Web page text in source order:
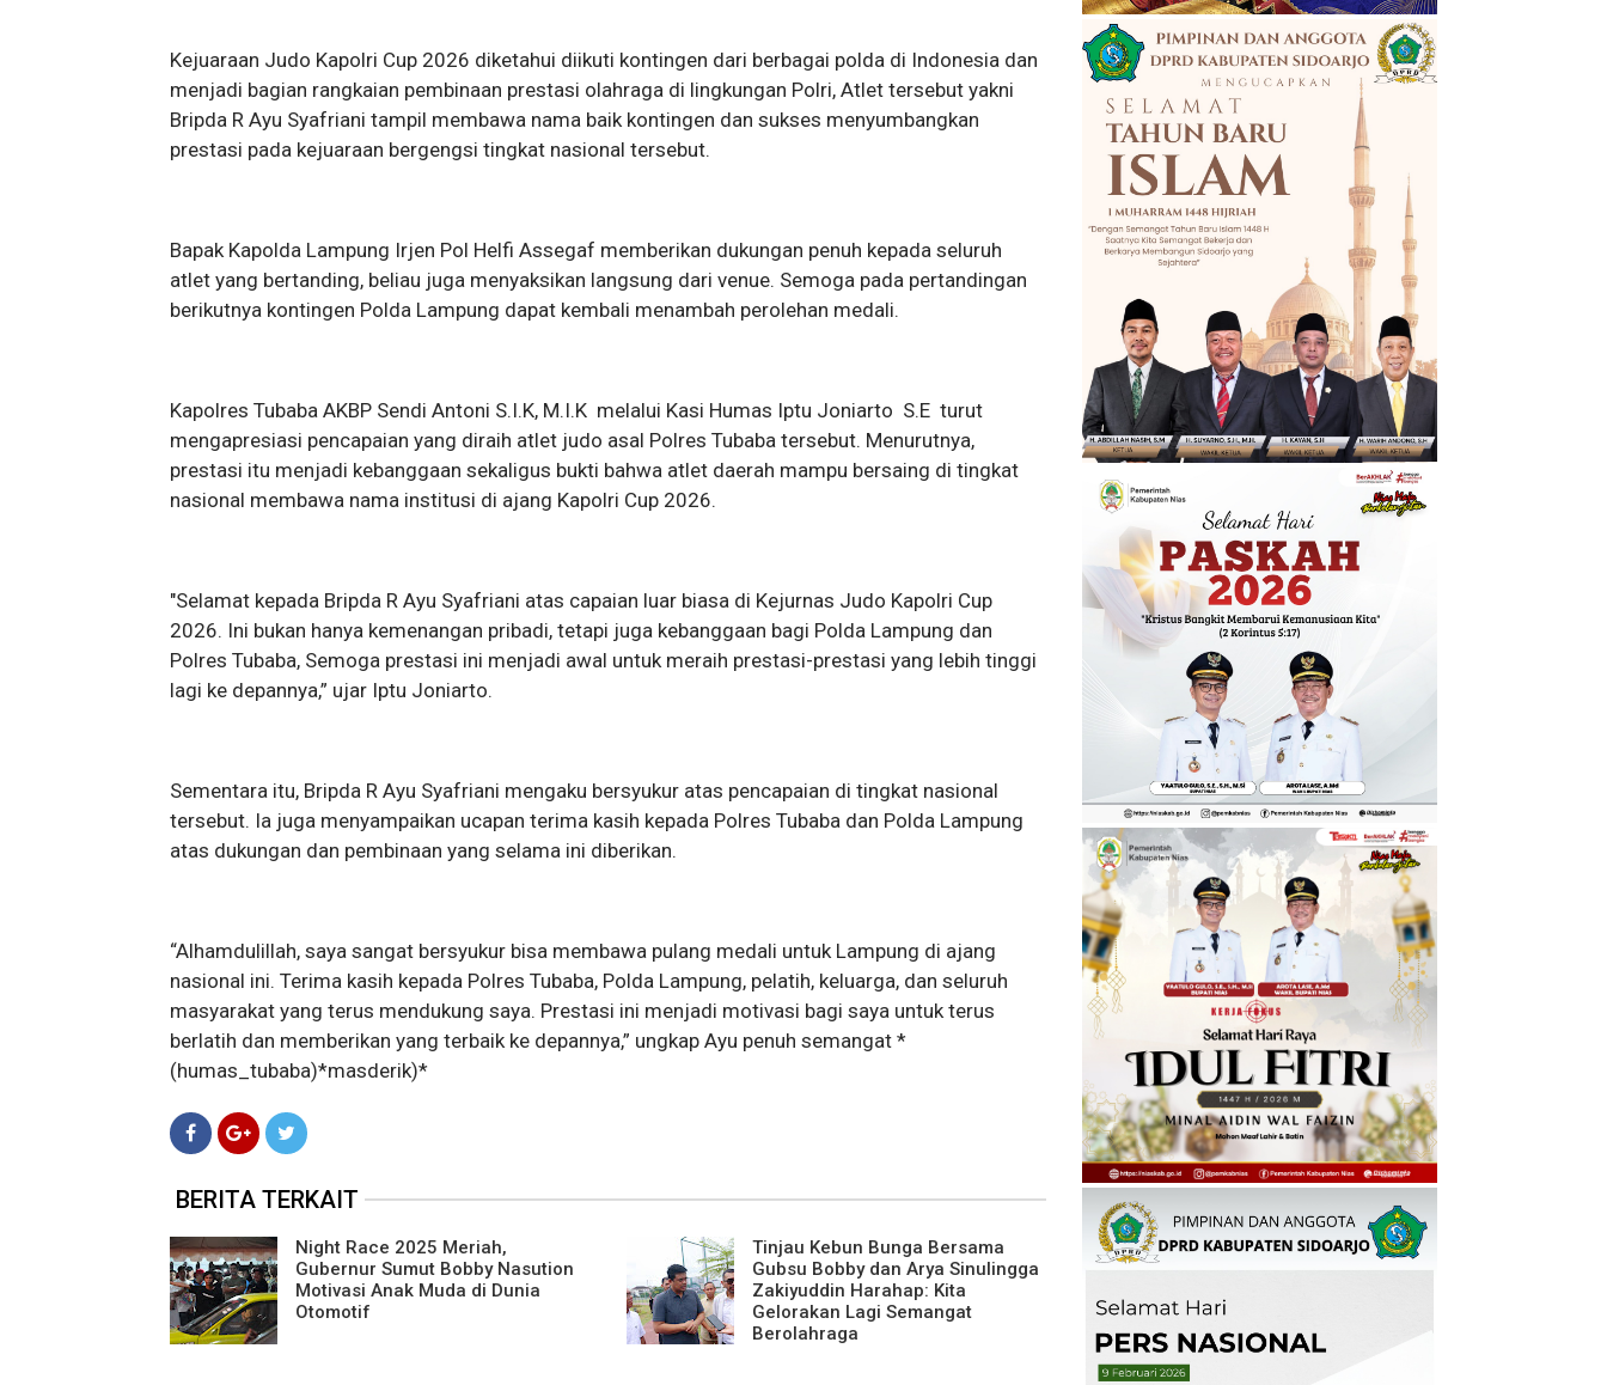
Kejuaraan Judo Kapolri Cup 2026 diketahui diikuti kontingen dari berbagai polda di Indonesia dan
menjadi bagian rangkaian pembinaan prestasi olahraga di lingkungan Polri, Atlet tersebut yakni
Bripda R Ayu Syafriani tampil membawa nama baik kontingen dan sukses menyumbangkan
prestasi pada kejuaraan bergengsi tingkat nasional tersebut.
Bapak Kapolda Lampung Irjen Pol Helfi Assegaf memberikan dukungan penuh kepada seluruh
atlet yang bertanding, beliau juga menyaksikan langsung dari venue. Semoga pada pertandingan
berikutnya kontingen Polda Lampung dapat kembali menambah perolehan medali.
Kapolres Tubaba AKBP Sendi Antoni S.I.K, M.I.K melalui Kasi Humas Iptu Joniarto S.E turut
mengapresiasi pencapaian yang diraih atlet judo asal Polres Tubaba tersebut. Menurutnya,
prestasi itu menjadi kebanggaan sekaligus bukti bahwa atlet daerah mampu bersaing di tingkat
nasional membawa nama institusi di ajang Kapolri Cup 2026.
"Selamat kepada Bripda R Ayu Syafriani atas capaian luar biasa di Kejurnas Judo Kapolri Cup
2026. Ini bukan hanya kemenangan pribadi, tetapi juga kebanggaan bagi Polda Lampung dan
Polres Tubaba, Semoga prestasi ini menjadi awal untuk meraih prestasi-prestasi yang lebih tinggi
lagi ke depannya,” ujar Iptu Joniarto.
Sementara itu, Bripda R Ayu Syafriani mengaku bersyukur atas pencapaian di tingkat nasional
tersebut. Ia juga menyampaikan ucapan terima kasih kepada Polres Tubaba dan Polda Lampung
atas dukungan dan pembinaan yang selama ini diberikan.
“Alhamdulillah, saya sangat bersyukur bisa membawa pulang medali untuk Lampung di ajang
nasional ini. Terima kasih kepada Polres Tubaba, Polda Lampung, pelatih, keluarga, dan seluruh
masyarakat yang terus mendukung saya. Prestasi ini menjadi motivasi bagi saya untuk terus
berlatih dan memberikan yang terbaik ke depannya,” ungkap Ayu penuh semangat *
(humas_tubaba)*masderik)*
BERITA TERKAIT
Night Race 2025 Meriah,
Gubernur Sumut Bobby Nasution
Motivasi Anak Muda di Dunia
Otomotif
Tinjau Kebun Bunga Bersama
Gubsu Bobby dan Arya Sinulingga
Zakiyuddin Harahap: Kita
Gelorakan Lagi Semangat
Berolahraga